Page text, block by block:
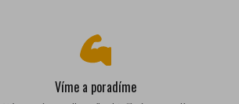
Víme a poradíme